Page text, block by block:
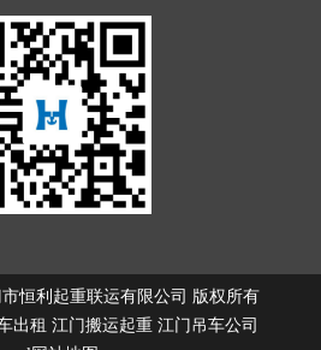
恒利起重联运有限公司 版权所有
出租 江门搬运起重 江门吊车公司